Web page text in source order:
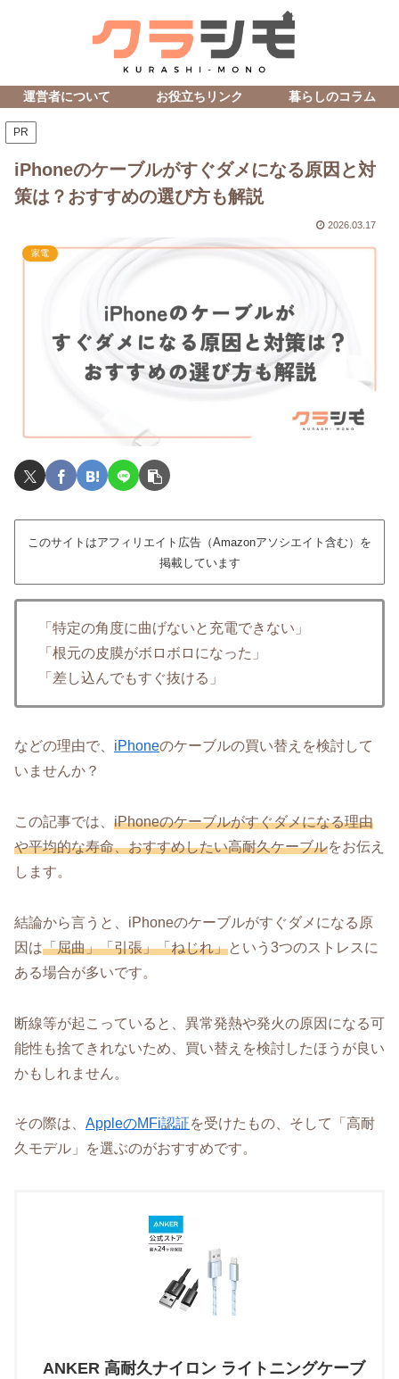
運営者について お役立ちリンク 暮らしのコラム
PR
iPhoneのケーブルがすぐダメになる原因と対
策は？おすすめの選び方も解説
2026.03.17
家電
このサイトはアフィリエイト広告（Amazonアソシエイト含む）を
掲載しています
「特定の角度に曲げないと充電できない」
「根元の皮膜がボロボロになった」
「差し込んでもすぐ抜ける」
などの理由で、 iPhoneのケーブルの買い替えを検討して
いませんか？
この記事では、 iPhoneのケーブルがすぐダメになる理由
や平均的な寿命、おすすめしたい高耐久ケーブルをお伝え
します。
結論から言うと、iPhoneのケーブルがすぐダメになる原
因は「屈曲」「引張」「ねじれ」という3つのストレスに
ある場合が多いです。
断線等が起こっていると、異常発熱や発火の原因になる可
能性も捨てきれないため、買い替えを検討したほうが良い
かもしれません。
その際は、 AppleのMFi認証を受けたもの、そして「高耐
久モデル」を選ぶのがおすすめです。
ANKER 高耐久ナイロン ライトニングケーブ